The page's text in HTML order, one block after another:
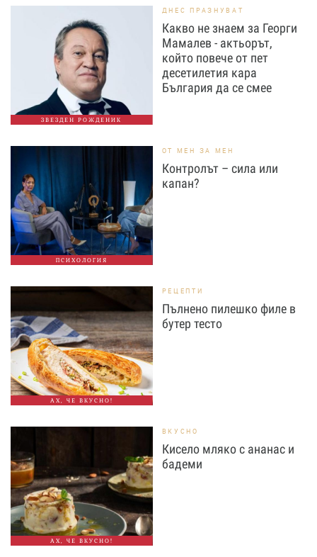
ЗВЕЗДЕН РОЖДЕНИК
ДНЕС ПРАЗНУВАТ
Какво не знаем за Георги
Мамалев - актьорът,
който повече от пет
десетилетия кара
България да се смее
ПСИХОЛОГИЯ
ОТ МЕН ЗА МЕН
Контролът – сила или
капан?
АХ, ЧЕ ВКУСНО!
РЕЦЕПТИ
Пълнено пилешко филе в
бутер тесто
АХ, ЧЕ ВКУСНО!
ВКУСНО
Кисело мляко с ананас и
бадеми